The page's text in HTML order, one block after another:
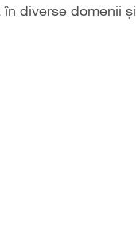
diverse domenii